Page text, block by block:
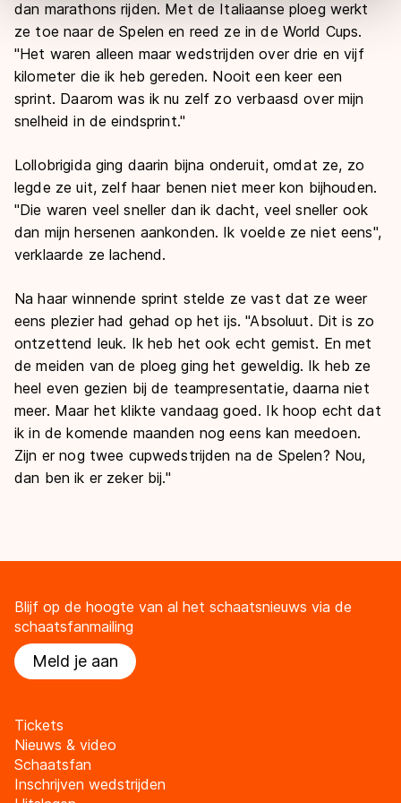
overdracht. Meer informatie vindt u in ons cookiebeleid
dan marathons rijden. Met de Italiaanse ploeg werkt
ze toe naar de Spelen en reed ze in de World Cups.
"Het waren alleen maar wedstrijden over drie en vijf
kilometer die ik heb gereden. Nooit een keer een
sprint. Daarom was ik nu zelf zo verbaasd over mijn
snelheid in de eindsprint."
Lollobrigida ging daarin bijna onderuit, omdat ze, zo
legde ze uit, zelf haar benen niet meer kon bijhouden.
"Die waren veel sneller dan ik dacht, veel sneller ook
dan mijn hersenen aankonden. Ik voelde ze niet eens",
verklaarde ze lachend.
Na haar winnende sprint stelde ze vast dat ze weer
eens plezier had gehad op het ijs. "Absoluut. Dit is zo
ontzettend leuk. Ik heb het ook echt gemist. En met
de meiden van de ploeg ging het geweldig. Ik heb ze
heel even gezien bij de teampresentatie, daarna niet
meer. Maar het klikte vandaag goed. Ik hoop echt dat
ik in de komende maanden nog eens kan meedoen.
Zijn er nog twee cupwedstrijden na de Spelen? Nou,
dan ben ik er zeker bij."
Blijf op de hoogte van al het schaatsnieuws via de
schaatsfanmailing
Meld je aan
Tickets
Nieuws & video
Schaatsfan
Inschrijven wedstrijden